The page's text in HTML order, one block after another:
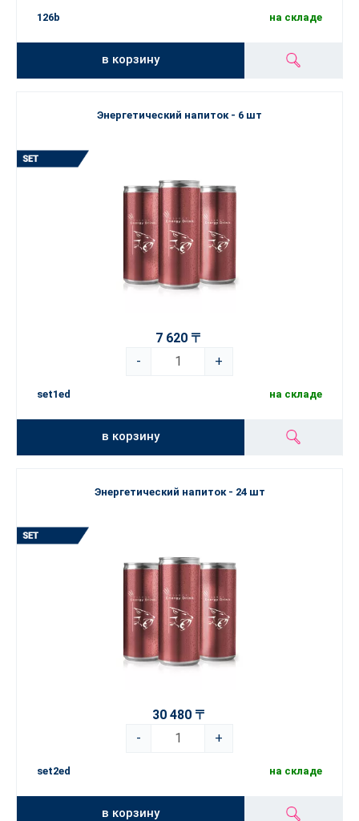
126b на складе
в корзину
Энергетический напиток - 6 шт
7 620 〒
-
+
set1ed на складе
в корзину
Энергетический напиток - 24 шт
30 480 〒
-
+
set2ed на складе
в корзину